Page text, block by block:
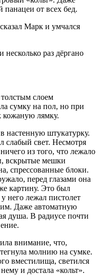
панацеи от всех бед.
Марк и умчался
раз дёргано
слоем
сумку на пол, но при
кожаную лямку.
настенную штукатурку.
слабый свет. Несмотря
из того, что лежало
вскрытые мешки
спрессованные блоки.
перед глазами она
картину. Это был
него лежал пистолет
Даже автоматную
душа. В радиусе почти
внимание, что,
молнию на сумке.
вместилища, светился
и достала «кольт».